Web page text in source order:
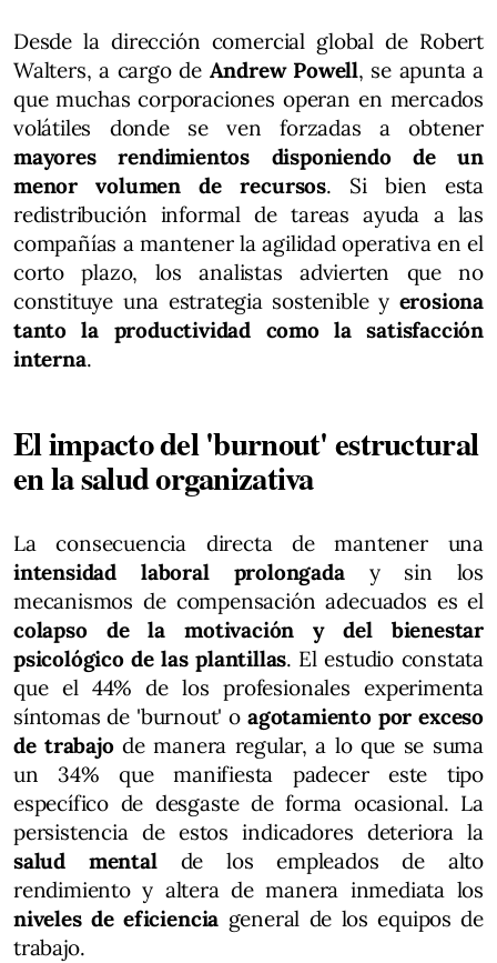
Desde la dirección comercial global de Robert
Walters, a cargo deAndrew Powell, se apunta a
que muchas corporaciones operan en mercados
volátiles donde se ven forzadas a obtener
mayores rendimientos disponiendo de un
menor volumen de recursos. Si bien esta
redistribución informal de tareas ayuda a las
compañías a mantener la agilidad operativa en el
corto plazo, los analistas advierten que no
constituye una estrategia sostenible y erosiona
tanto la productividad como la satisfacción
interna.
El impacto del 'burnout' estructural
en la salud organizativa
La consecuencia directa de mantener una
intensidad laboral prolongaday sin los
mecanismos de compensación adecuados es el
colapso de la motivación y del bienestar
psicológico de las plantillas. El estudio constata
que el 44% de los profesionales experimenta
síntomas de 'burnout' o agotamiento por exceso
de trabajode manera regular, a lo que se suma
un 34% que manifiesta padecer este tipo
específico de desgaste de forma ocasional. La
persistencia de estos indicadores deteriora la
salud mentalde los empleados de alto
rendimiento y altera de manera inmediata los
niveles de eficiencia general de los equipos de
trabajo.